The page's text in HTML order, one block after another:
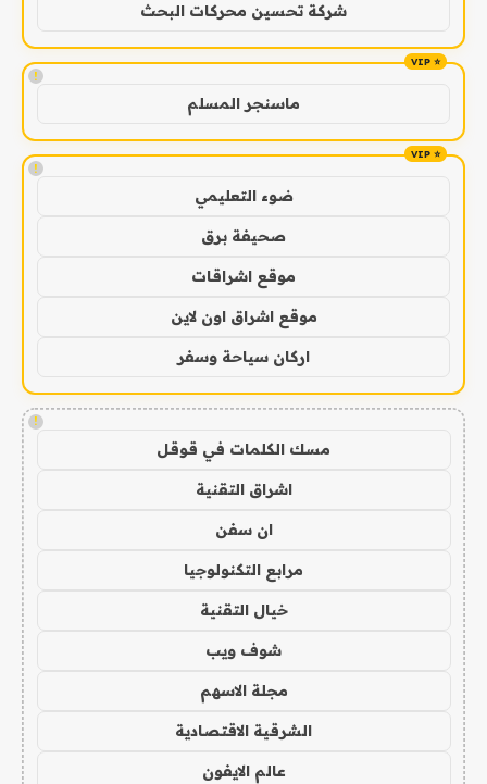
شركة تحسين محركات البحث
!
ماسنجر المسلم
!
ضوء التعليمي
صحيفة برق
موقع اشراقات
موقع اشراق اون لاين
اركان سياحة وسفر
!
مسك الكلمات في قوقل
اشراق التقنية
ان سفن
مرابع التكنولوجيا
خيال التقنية
شوف ويب
مجلة الاسهم
الشرقية الاقتصادية
عالم الايفون